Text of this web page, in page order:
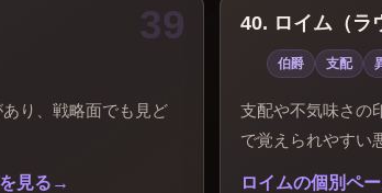
り、戦略面でも見ど
見る
40. ロイム（ラ
伯爵 支配
支配や不気味さの
で覚えられやすい
ロイムの個別ペ